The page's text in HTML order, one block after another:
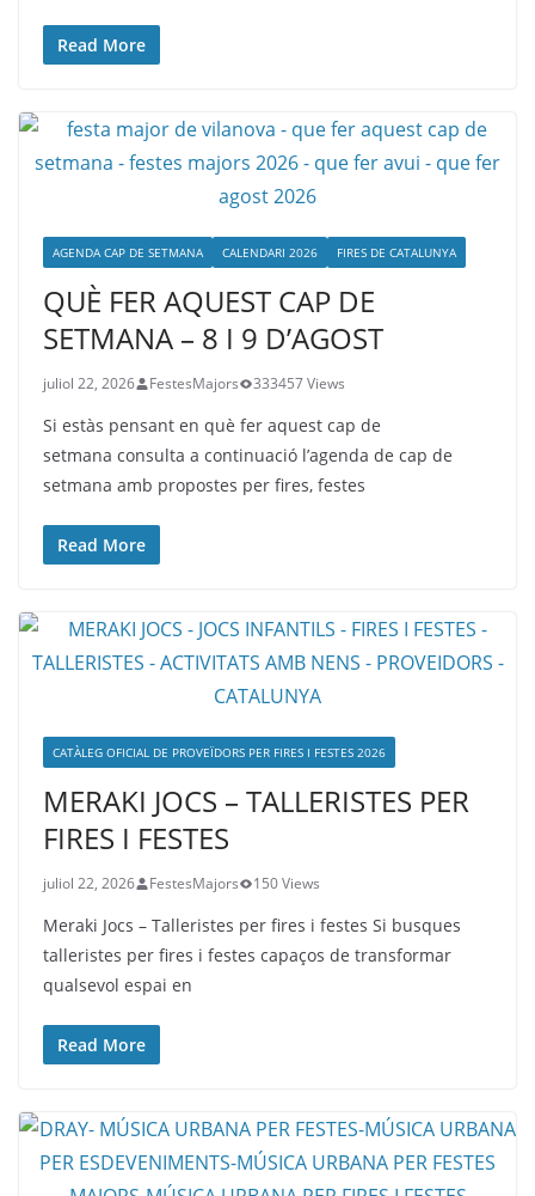
Read More
AGENDA CAP DE SETMANA CALENDARI 2026 FIRES DE CATALUNYA
QUÈ FER AQUEST CAP DE
SETMANA – 8 I 9 D’AGOST
juliol 22, 2026 FestesMajors 333457 Views
Si estàs pensant en què fer aquest cap de
setmana consulta a continuació l’agenda de cap de
setmana amb propostes per fires, festes
Read More
CATÀLEG OFICIAL DE PROVEÏDORS PER FIRES I FESTES 2026
MERAKI JOCS – TALLERISTES PER
FIRES I FESTES
juliol 22, 2026 FestesMajors 150 Views
Meraki Jocs – Talleristes per fires i festes Si busques
talleristes per fires i festes capaços de transformar
qualsevol espai en
Read More